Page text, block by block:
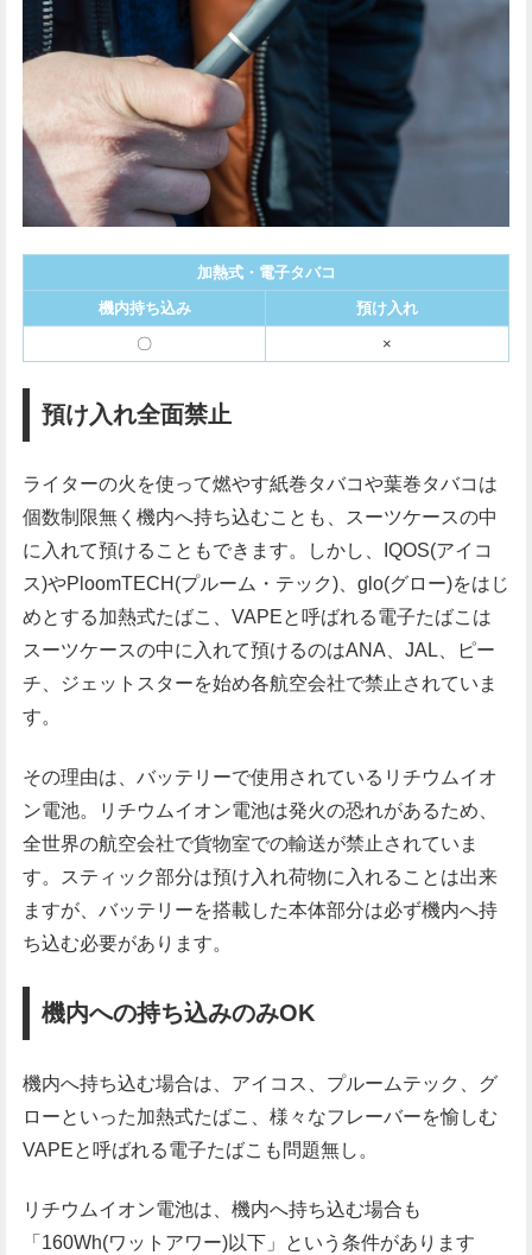
加熱式・電子タバコ
機内持ち込み
預け入れ
〇
×
預け入れ全面禁止
ライターの火を使って燃やす紙巻タバコや葉巻タバコは
個数制限無く機内へ持ち込むことも、スーツケースの中
に入れて預けることもできます。しかし、IQOS(アイコ
ス)やPloomTECH(プルーム・テック)、glo(グロー)をはじ
めとする加熱式たばこ、VAPEと呼ばれる電子たばこは
スーツケースの中に入れて預けるのはANA、JAL、ピー
チ、ジェットスターを始め各航空会社で禁止されていま
す。
その理由は、バッテリーで使用されているリチウムイオ
ン電池。リチウムイオン電池は発火の恐れがあるため、
全世界の航空会社で貨物室での輸送が禁止されていま
す。スティック部分は預け入れ荷物に入れることは出来
ますが、バッテリーを搭載した本体部分は必ず機内へ持
ち込む必要があります。
機内への持ち込みのみOK
機内へ持ち込む場合は、アイコス、プルームテック、グ
ローといった加熱式たばこ、様々なフレーバーを愉しむ
VAPEと呼ばれる電子たばこも問題無し。
リチウムイオン電池は、機内へ持ち込む場合も
「160Wh(ワットアワー)以下」という条件があります